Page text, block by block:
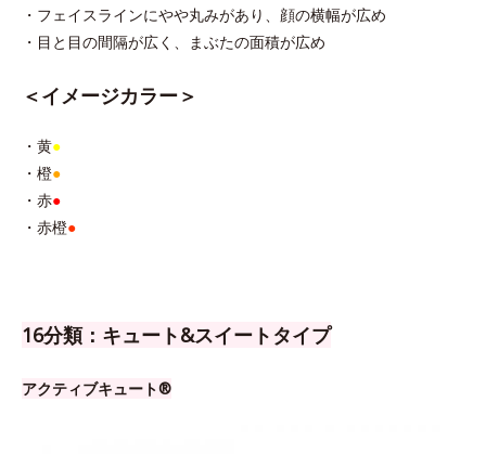
・フェイスラインにやや丸みがあり、顔の横幅が広め
・目と目の間隔が広く、まぶたの面積が広め
＜イメージカラー＞
・黄●
・橙●
・赤●
・赤橙●
16分類：キュート&スイートタイプ
アクティブキュート®